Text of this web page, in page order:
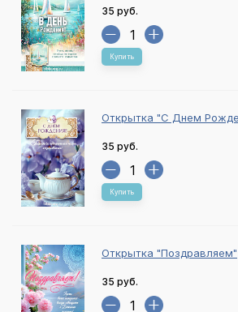
35 руб.
Купить
Открытка "С Днем
35 руб.
Купить
Открытка "Поздравляем"
35 руб.